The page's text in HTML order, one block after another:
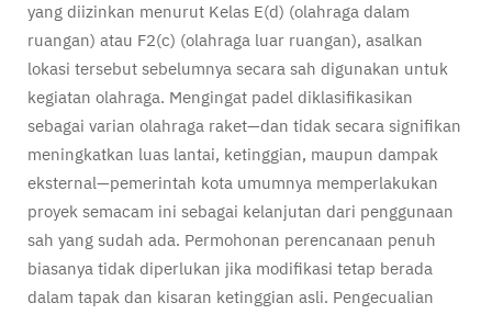
yang diizinkan menurut Kelas E(d) (olahraga dalam
ruangan) atau F2(c) (olahraga luar ruangan), asalkan
lokasi tersebut sebelumnya secara sah digunakan untuk
kegiatan olahraga. Mengingat padel diklasifikasikan
sebagai varian olahraga raket—dan tidak secara signifikan
meningkatkan luas lantai, ketinggian, maupun dampak
eksternal—pemerintah kota umumnya memperlakukan
proyek semacam ini sebagai kelanjutan dari penggunaan
sah yang sudah ada. Permohonan perencanaan penuh
biasanya tidak diperlukan jika modifikasi tetap berada
dalam tapak dan kisaran ketinggian asli. Pengecualian